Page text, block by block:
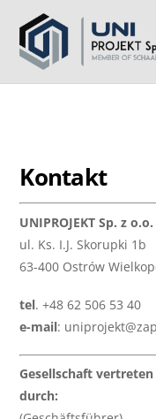
Kontakt
UNIPROJEKT Sp. z o.o.
ul. Ks. I.J. Skorupki 1b
63-400 Ostrów
tel. +48 62 506 53 40
e-mail:
Gesellschaft vertreten
durch: